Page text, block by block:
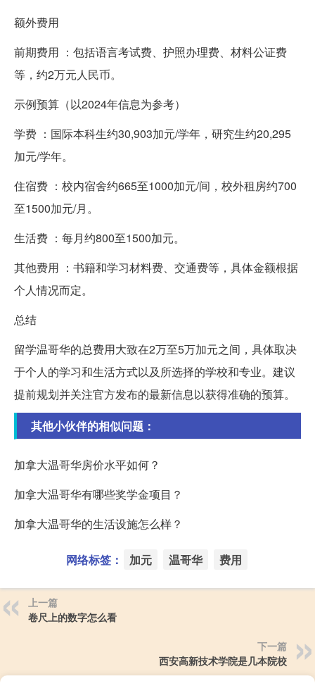
额外费用
前期费用 ：包括语言考试费、护照办理费、材料公证费
等，约2万元人民币。
示例预算（以2024年信息为参考）
学费 ：国际本科生约30,903加元/学年，研究生约20,295
加元/学年。
住宿费 ：校内宿舍约665至1000加元/间，校外租房约700
至1500加元/月。
生活费 ：每月约800至1500加元。
其他费用 ：书籍和学习材料费、交通费等，具体金额根据
个人情况而定。
总结
留学温哥华的总费用大致在2万至5万加元之间，具体取决
于个人的学习和生活方式以及所选择的学校和专业。建议
提前规划并关注官方发布的最新信息以获得准确的预算。
其他小伙伴的相似问题：
加拿大温哥华房价水平如何？
加拿大温哥华有哪些奖学金项目？
加拿大温哥华的生活设施怎么样？
网络标签： 加元 温哥华 费用
上一篇
卷尺上的数字怎么看
下一篇
西安高新技术学院是几本院校